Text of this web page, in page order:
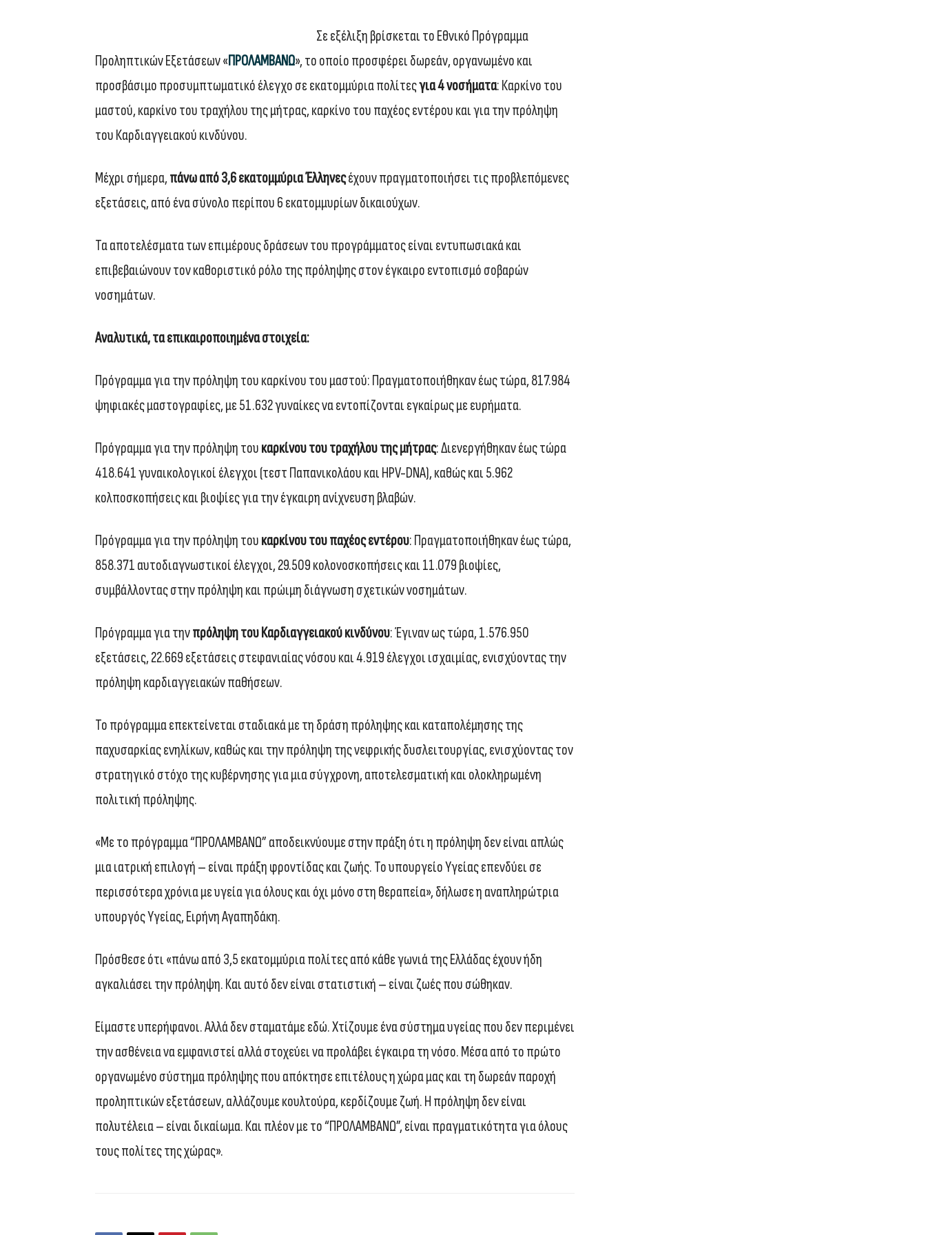
Σε εξέλιξη βρίσκεται το Εθνικό Πρόγραμμα
Προληπτικών Εξετάσεων «ΠΡΟΛΑΜΒΑΝΩ», το οποίο προσφέρει δωρεάν, οργανωμένο και
προσβάσιμο προσυμπτωματικό έλεγχο σε εκατομμύρια πολίτεςγια 4 νοσήματα: Καρκίνο του
μαστού, καρκίνο του τραχήλου της μήτρας, καρκίνο του παχέος εντέρου και για την πρόληψη
του Καρδιαγγειακού κινδύνου.
Μέχρι σήμερα, πάνω από 3,6 εκατομμύρια Έλληνεςέχουν πραγματοποιήσει τις προβλεπόμενες
εξετάσεις, από ένα σύνολο περίπου 6 εκατομμυρίων δικαιούχων.
Τα αποτελέσματα των επιμέρους δράσεων του προγράμματος είναι εντυπωσιακά και
επιβεβαιώνουν τον καθοριστικό ρόλο της πρόληψης στον έγκαιρο εντοπισμό σοβαρών
νοσημάτων.
Αναλυτικά, τα επικαιροποιημένα στοιχεία:
Πρόγραμμα για την πρόληψη του καρκίνου του μαστού: Πραγματοποιήθηκαν έως τώρα, 817.984
ψηφιακές μαστογραφίες, με 51.632 γυναίκες να εντοπίζονται εγκαίρως με ευρήματα.
Πρόγραμμα για την πρόληψη του καρκίνου του τραχήλου της μήτρας: Διενεργήθηκαν έως τώρα
418.641 γυναικολογικοί έλεγχοι (τεστ Παπανικολάου και HPV-DNA), καθώς και 5.962
κολποσκοπήσεις και βιοψίες για την έγκαιρη ανίχνευση βλαβών.
Πρόγραμμα για την πρόληψη του καρκίνου του παχέος εντέρου: Πραγματοποιήθηκαν έως τώρα,
858.371 αυτοδιαγνωστικοί έλεγχοι, 29.509 κολονοσκοπήσεις και 11.079 βιοψίες,
συμβάλλοντας στην πρόληψη και πρώιμη διάγνωση σχετικών νοσημάτων.
Πρόγραμμα για τηνπρόληψη του Καρδιαγγειακού κινδύνου: Έγιναν ως τώρα, 1.576.950
εξετάσεις, 22.669 εξετάσεις στεφανιαίας νόσου και 4.919 έλεγχοι ισχαιμίας, ενισχύοντας την
πρόληψη καρδιαγγειακών παθήσεων.
Το πρόγραμμα επεκτείνεται σταδιακά με τη δράση πρόληψης και καταπολέμησης της
παχυσαρκίας ενηλίκων, καθώς και την πρόληψη της νεφρικής δυσλειτουργίας, ενισχύοντας τον
στρατηγικό στόχο της κυβέρνησης για μια σύγχρονη, αποτελεσματική και ολοκληρωμένη
πολιτική πρόληψης.
«Με το πρόγραμμα “ΠΡΟΛΑΜΒΑΝΩ” αποδεικνύουμε στην πράξη ότι η πρόληψη δεν είναι απλώς
μια ιατρική επιλογή – είναι πράξη φροντίδας και ζωής. Το υπουργείο Υγείας επενδύει σε
περισσότερα χρόνια με υγεία για όλους και όχι μόνο στη θεραπεία», δήλωσε η αναπληρώτρια
υπουργός Υγείας, Ειρήνη Αγαπηδάκη.
Πρόσθεσε ότι «πάνω από 3,5 εκατομμύρια πολίτες από κάθε γωνιά της Ελλάδας έχουν ήδη
αγκαλιάσει την πρόληψη. Και αυτό δεν είναι στατιστική – είναι ζωές που σώθηκαν.
Είμαστε υπερήφανοι. Αλλά δεν σταματάμε εδώ. Χτίζουμε ένα σύστημα υγείας που δεν περιμένει
την ασθένεια να εμφανιστεί αλλά στοχεύει να προλάβει έγκαιρα τη νόσο. Μέσα από το πρώτο
οργανωμένο σύστημα πρόληψης που απόκτησε επιτέλους η χώρα μας και τη δωρεάν παροχή
προληπτικών εξετάσεων, αλλάζουμε κουλτούρα, κερδίζουμε ζωή. Η πρόληψη δεν είναι
πολυτέλεια – είναι δικαίωμα. Και πλέον με το “ΠΡΟΛΑΜΒΑΝΩ”, είναι πραγματικότητα για όλους
τους πολίτες της χώρας».